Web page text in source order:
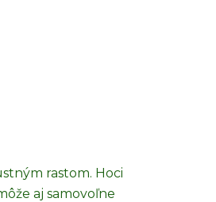
rastom. Hoci
aj samovoľne